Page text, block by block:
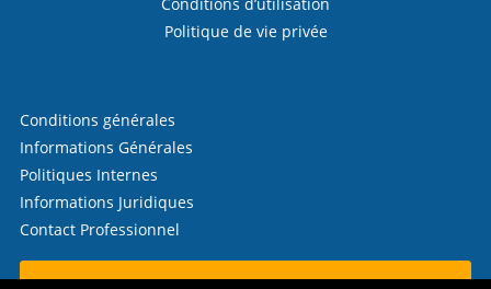
Conditions d’utilisation
Politique de vie privée
Conditions générales
Informations Générales
Politiques Internes
Informations Juridiques
Contact Professionnel